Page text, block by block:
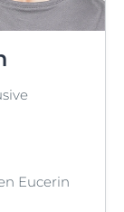
Eucerin